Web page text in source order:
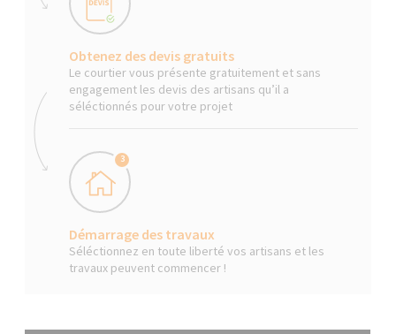
Obtenez des devis gratuits
Le courtier vous présente gratuitement et sans
engagement les devis des artisans qu’il a
séléctionnés pour votre projet
3
Démarrage des travaux
Séléctionnez en toute liberté vos artisans et les
travaux peuvent commencer !